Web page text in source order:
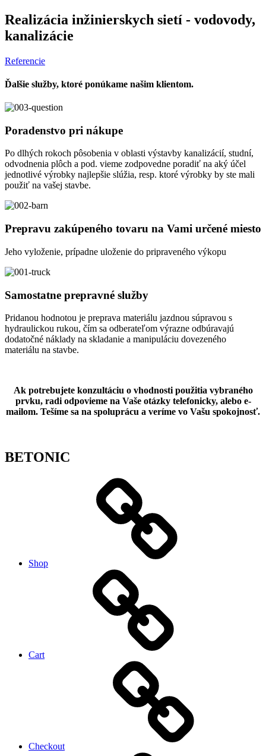
Realizácia inžinierskych sietí - vodovody,
kanalizácie
Referencie
Ďalšie služby, ktoré ponúkame našim klientom.
Poradenstvo pri nákupe
Po dlhých rokoch pôsobenia v oblasti výstavby kanalizácií, studní,
odvodnenia plôch a pod. vieme zodpovedne poradiť na aký účel
jednotlivé výrobky najlepšie slúžia, resp. ktoré výrobky by ste mali
použiť na vašej stavbe.
Prepravu zakúpeného tovaru na Vami určené miesto
Jeho vyloženie, prípadne uloženie do pripraveného výkopu
Samostatne prepravné služby
Pridanou hodnotou je preprava materiálu jazdnou súpravou s
hydraulickou rukou, čím sa odberateľom výrazne odbúravajú
dodatočné náklady na skladanie a manipuláciu dovezeného
materiálu na stavbe.
Ak potrebujete konzultáciu o vhodnosti použitia vybraného
prvku, radi odpovieme na Vaše otázky telefonicky, alebo e-
mailom. Tešíme sa na spoluprácu a veríme vo Vašu spokojnosť.
BETONIC
Shop
Cart
Checkout